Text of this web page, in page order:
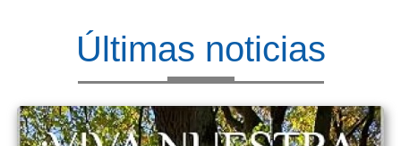
Últimas noticias